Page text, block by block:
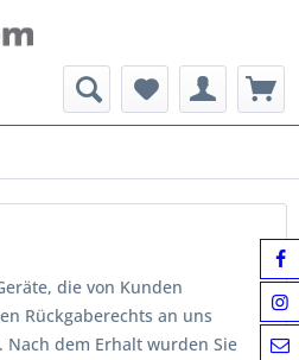
die von Kunden
Rückgaberechts an uns
dem Erhalt wurden Sie